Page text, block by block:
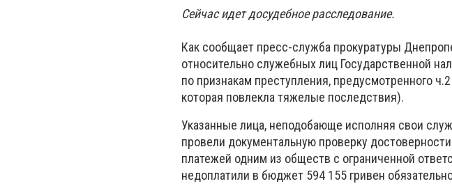
Сейчас идет досудебное расследование.
Как сообщает пресс-служба прокуратуры
относительно служебных лиц Государственной
по признакам преступления, предусмотренного
которая повлекла тяжелые последствия).
Указанные лица, неподобающе исполняя свои
провели документальную проверку
платежей одним из обществ с ограниченной
недоплатили в бюджет 594 155 гривен